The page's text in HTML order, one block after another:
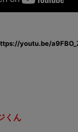
youtu.be/
くん